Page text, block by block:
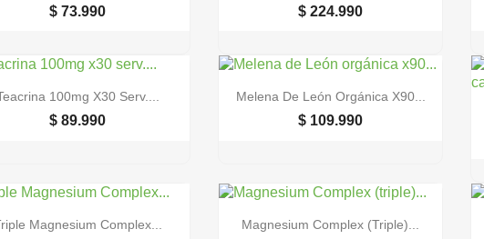
$ 73.990 $ 224.990
 Vista rápida
100mg X30 Serv....
$ 89.990
 Vista rápida
Melena De León Orgánica X90...
$ 109.990
 Vista rápida
Magnesium Complex...  Vista rápida
Magnesium Complex (triple)...